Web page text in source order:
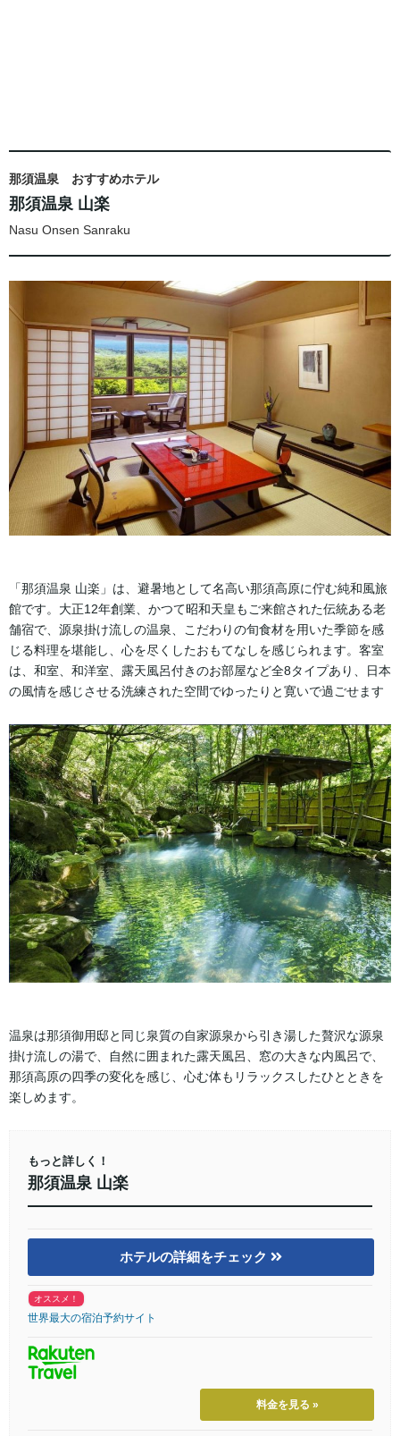
那須温泉 おすすめホテル
那須温泉 山楽
Nasu Onsen Sanraku
「那須温泉 山楽」は、避暑地として名高い那須高原に佇む純和風旅
館です。大正12年創業、かつて昭和天皇もご来館された伝統ある老
舗宿で、源泉掛け流しの温泉、こだわりの旬食材を用いた季節を感
じる料理を堪能し、心を尽くしたおもてなしを感じられます。客室
は、和室、和洋室、露天風呂付きのお部屋など全8タイプあり、日本
の風情を感じさせる洗練された空間でゆったりと寛いで過ごせます
温泉は那須御用邸と同じ泉質の自家源泉から引き湯した贅沢な源泉
掛け流しの湯で、自然に囲まれた露天風呂、窓の大きな内風呂で、
那須高原の四季の変化を感じ、心む体もリラックスしたひとときを
楽しめます。
もっと詳しく！
那須温泉 山楽
ホテルの詳細をチェック
オススメ！
世界最大の宿泊予約サイト
料金を見る »